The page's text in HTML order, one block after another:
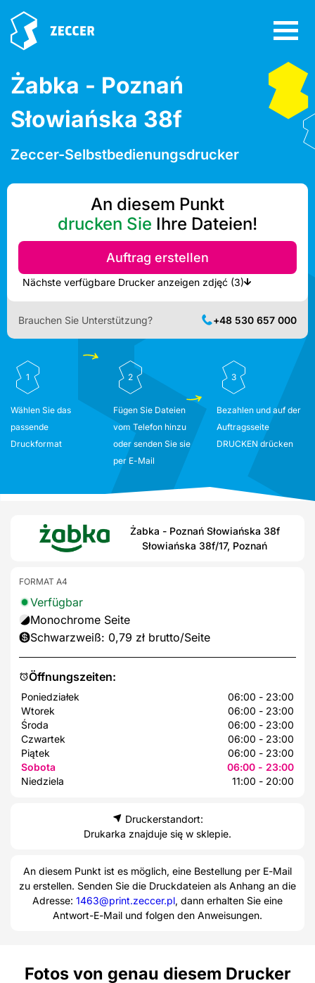
Żabka - Poznań
Słowiańska 38f
Zeccer-Selbstbedienungsdrucker
An diesem Punkt
drucken Sie Ihre Dateien!
Auftrag erstellen
Nächste verfügbare Drucker anzeigen zdjęć (3)
Brauchen Sie Unterstützung? +48 530 657 000
1
Wählen Sie das
passende
Druckformat
2
Fügen Sie Dateien
vom Telefon hinzu
oder senden Sie sie
per E-Mail
3
Bezahlen und auf der
Auftragsseite
DRUCKEN drücken
Żabka - Poznań Słowiańska 38f
Słowiańska 38f/17, Poznań
Öffnungszeiten:
Poniedziałek
06:00 - 23:00
Wtorek
06:00 - 23:00
Środa
06:00 - 23:00
Czwartek
06:00 - 23:00
Piątek
06:00 - 23:00
Sobota
06:00 - 23:00
Niedziela
11:00 - 20:00
FORMAT A4
Verfügbar
Monochrome Seite
Schwarzweiß: 0,79 zł brutto/Seite
Druckerstandort:
Drukarka znajduje się w sklepie.
An diesem Punkt ist es möglich, eine Bestellung per E-Mail
zu erstellen. Senden Sie die Druckdateien als Anhang an die
Adresse: 1463@print.zeccer.pl, dann erhalten Sie eine
Antwort-E-Mail und folgen den Anweisungen.
Fotos von genau diesem Drucker